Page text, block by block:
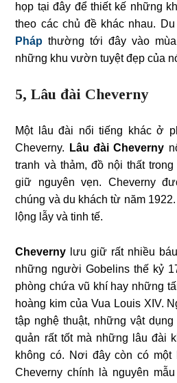
họp tại đây để thiết kế những
theo các chủ đề khác nhau.
Pháp thường tới đây vào
những khu vườn tuyệt đẹp của
5, Lâu đài Cheverny
Một lâu đài nổi tiếng khác ở
Cheverny.
Lâu đài Cheverny
tranh và thảm, đồ nội thất
giữ nguyên vẹn. Cheverny
chúng và du khách từ năm
lộng lẫy và tinh tế.
Cheverny lưu giữ rất nhiều
những người Gobelins thế kỷ
phòng chứa vũ khí hay những
hoàng kim của Vua Louis XIV.
tập nghệ thuật, những vật
quản rất tốt mà những lâu đài
không có. Nơi đây còn có một
Cheverny chính là nguyên